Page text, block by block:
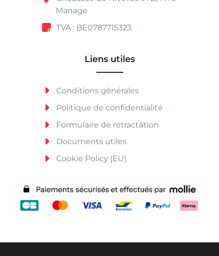
Manage
TVA : BE0787715323
Liens utiles
Conditions générales
Politique de confidentialité
Formulaire de rétractation
Documents utiles
Cookie Policy (EU)